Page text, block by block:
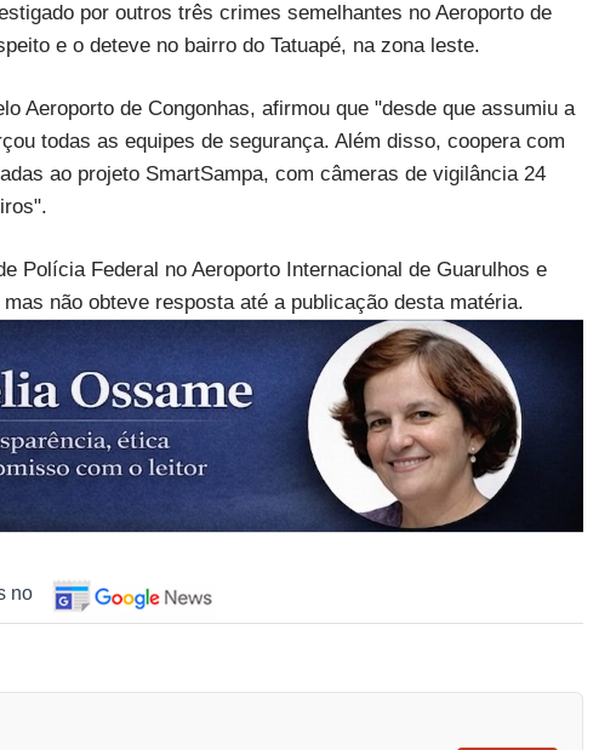
por outros três crimes semelhantes no Aeroporto de
e o deteve no bairro do Tatuapé, na zona leste.
Aeroporto de Congonhas, afirmou que "desde que assumiu a
todas as equipes de segurança. Além disso, coopera com
ao projeto SmartSampa, com câmeras de vigilância 24
Polícia Federal no Aeroporto Internacional de Guarulhos e
não obteve resposta até a publicação desta matéria.
no